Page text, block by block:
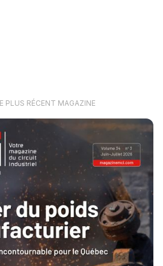
PLUS RÉCENT MAGAZINE